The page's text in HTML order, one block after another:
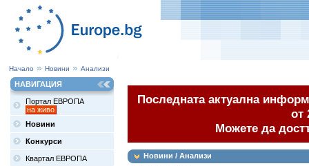
Начало Новини Анализи
НАВИГАЦИЯ
Портал ЕВРОПА
на живо
Новини
Конкурси
Квартал ЕВРОПА
Последната актуална
от
Можете да
Новини / Анализи